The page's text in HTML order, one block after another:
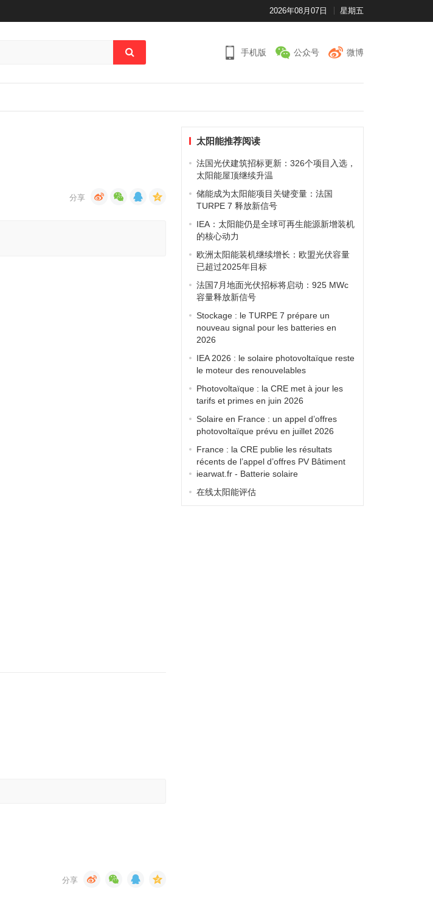
2026年08月07日 星期五
手机版 公众号 微博
太阳能推荐阅读
法国光伏建筑招标更新：326个项目入选，
太阳能屋顶继续升温
储能成为太阳能项目关键变量：法国
TURPE 7 释放新信号
IEA：太阳能仍是全球可再生能源新增装机
的核心动力
欧洲太阳能装机继续增长：欧盟光伏容量
已超过2025年目标
法国7月地面光伏招标将启动：925 MWc
容量释放新信号
Stockage : le TURPE 7 prépare un
nouveau signal pour les batteries en
2026
IEA 2026 : le solaire photovoltaïque reste
le moteur des renouvelables
Photovoltaïque : la CRE met à jour les
tarifs et primes en juin 2026
Solaire en France : un appel d’offres
photovoltaïque prévu en juillet 2026
France : la CRE publie les résultats
récents de l’appel d’offres PV Bâtiment
iearwat.fr - Batterie solaire
在线太阳能评估